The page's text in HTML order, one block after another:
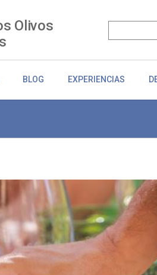
Olivos
BLOG EXPERIENCIAS